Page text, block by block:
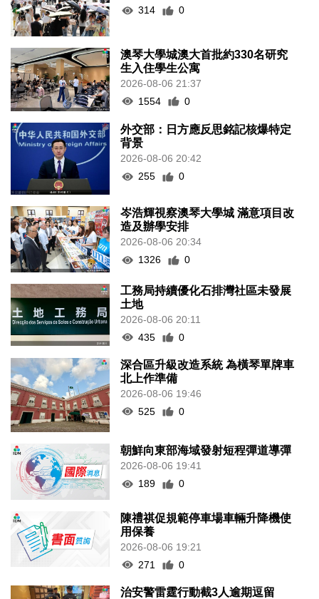
314
0
澳琴大學城澳大首批約330名研究
生入住學生公寓
2026-08-06 21:37
1554
0
外交部：日方應反思銘記核爆特定
背景
2026-08-06 20:42
255
0
岑浩輝視察澳琴大學城 滿意項目改
造及辦學安排
2026-08-06 20:34
1326
0
工務局持續優化石排灣社區未發展
土地
2026-08-06 20:11
435
0
深合區升級改造系統 為橫琴單牌車
北上作準備
2026-08-06 19:46
525
0
朝鮮向東部海域發射短程彈道導彈
2026-08-06 19:41
189
0
陳禮祺促規範停車場車輛升降機使
用保養
2026-08-06 19:21
271
0
治安警雷霆行動截3人逾期逗留